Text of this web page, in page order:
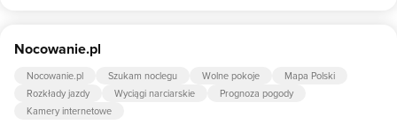
miejsca.
Nocowanie.pl
Nocowanie.pl Szukam noclegu Wolne pokoje
Mapa Polski
Rozkłady jazdy
Wyciągi narciarskie
Prognoza pogody
Kamery internetowe